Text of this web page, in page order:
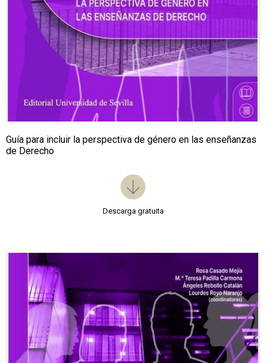
Guía para incluir la perspectiva de género en las enseñanzas
de Derecho
Descarga gratuita